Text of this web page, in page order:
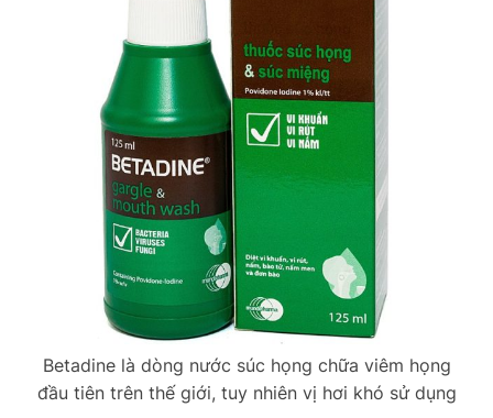
Betadine là dòng nước súc họng chữa viêm họng
đầu tiên trên thế giới, tuy nhiên vị hơi khó sử dụng